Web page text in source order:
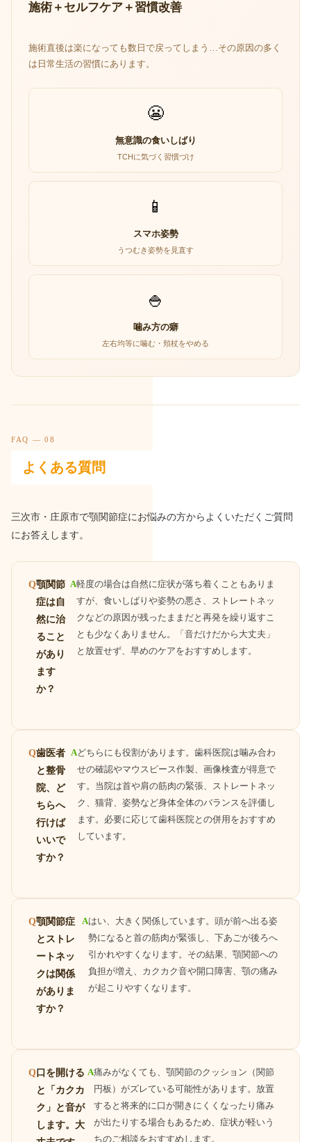
施術＋セルフケア＋習慣改善
施術直後は楽になっても数日で戻ってしまう…その原因の多く
は日常生活の習慣にあります。
😬
無意識の食いしばり
TCHに気づく習慣づけ
📱
スマホ姿勢
うつむき姿勢を見直す
🍚
噛み方の癖
左右均等に噛む・頬杖をやめる
FAQ — 08
よくある質問
三次市・庄原市で顎関節症にお悩みの方からよくいただくご質問
にお答えします。
Q顎関節
症は自
然に治
ること
があり
ます
か？
A軽度の場合は自然に症状が落ち着くこともありま
すが、食いしばりや姿勢の悪さ、ストレートネッ
クなどの原因が残ったままだと再発を繰り返すこ
とも少なくありません。「音だけだから大丈夫」
と放置せず、早めのケアをおすすめします。
Q歯医者
と整骨
院、ど
ちらへ
行けば
いいで
すか？
Aどちらにも役割があります。歯科医院は噛み合わ
せの確認やマウスピース作製、画像検査が得意で
す。当院は首や肩の筋肉の緊張、ストレートネッ
ク、猫背、姿勢など身体全体のバランスを評価し
ます。必要に応じて歯科医院との併用をおすすめ
しています。
Q顎関節症
とストレ
ートネッ
クは関係
がありま
すか？
Aはい、大きく関係しています。頭が前へ出る姿
勢になると首の筋肉が緊張し、下あごが後ろへ
引かれやすくなります。その結果、顎関節への
負担が増え、カクカク音や開口障害、顎の痛み
が起こりやすくなります。
Q口を開ける
と「カクカ
ク」と音が
します。大
A痛みがなくても、顎関節のクッション（関節
円板）がズレている可能性があります。放置
すると将来的に口が開きにくくなったり痛み
が出たりする場合もあるため、症状が軽いう
ちのご相談をおすすめします。